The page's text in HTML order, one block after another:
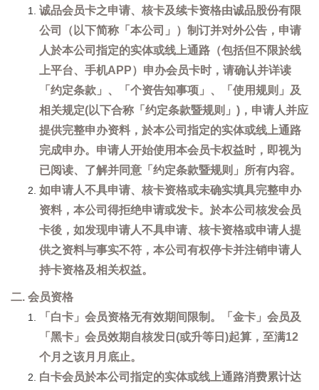
诚品会员卡之申请、核卡及续卡资格由诚品股份有限
公司（以下简称「本公司」）制订并对外公告，申请
人於本公司指定的实体或线上通路（包括但不限於线
上平台、手机APP）申办会员卡时，请确认并详读
「约定条款」、「个资告知事项」、「使用规则」及
相关规定(以下合称「约定条款暨规则」)，申请人并应
提供完整申办资料，於本公司指定的实体或线上通路
完成申办。申请人开始使用本会员卡权益时，即视为
已阅读、了解并同意「约定条款暨规则」所有内容。
如申请人不具申请、核卡资格或未确实填具完整申办
资料，本公司得拒绝申请或发卡。於本公司核发会员
卡後，如发现申请人不具申请、核卡资格或申请人提
供之资料与事实不符，本公司有权停卡并注销申请人
持卡资格及相关权益。
二. 会员资格
「白卡」会员资格无有效期间限制。「金卡」会员及
「黑卡」会员效期自核发日(或升等日)起算，至满12
个月之该月月底止。
白卡会员於本公司指定的实体或线上通路消费累计达